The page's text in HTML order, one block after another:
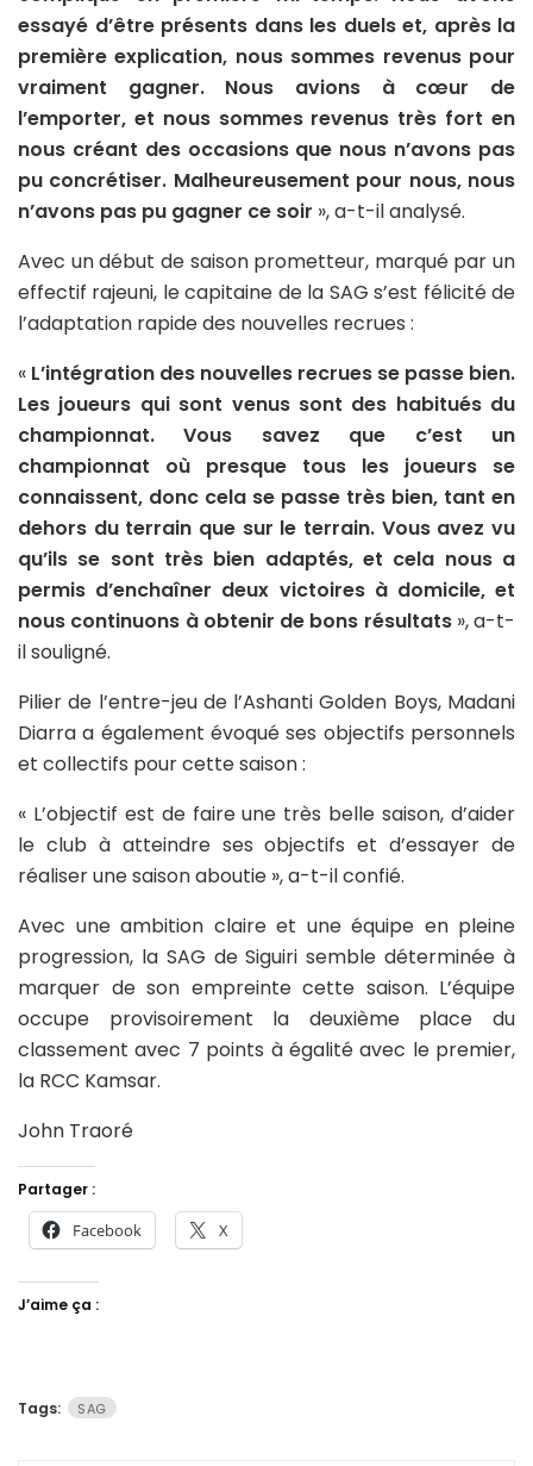
essayé d’être présents dans les duels et, après la
première explication, nous sommes revenus pour
vraiment gagner. Nous avions à cœur de
l’emporter, et nous sommes revenus très fort en
nous créant des occasions que nous n’avons pas
pu concrétiser. Malheureusement pour nous, nous
n’avons pas pu gagner ce soir », a-t-il analysé.
Avec un début de saison prometteur, marqué par un
effectif rajeuni, le capitaine de la SAG s’est félicité de
l’adaptation rapide des nouvelles recrues :
« L’intégration des nouvelles recrues se passe bien.
Les joueurs qui sont venus sont des habitués du
championnat. Vous savez que c’est un
championnat où presque tous les joueurs se
connaissent, donc cela se passe très bien, tant en
dehors du terrain que sur le terrain. Vous avez vu
qu’ils se sont très bien adaptés, et cela nous a
permis d’enchaîner deux victoires à domicile, et
nous continuons à obtenir de bons résultats», a-t-
il souligné.
Pilier de l’entre-jeu de l’Ashanti Golden Boys, Madani
Diarra a également évoqué ses objectifs personnels
et collectifs pour cette saison :
« L’objectif est de faire une très belle saison, d’aider
le club à atteindre ses objectifs et d’essayer de
réaliser une saison aboutie », a-t-il confié.
Avec une ambition claire et une équipe en pleine
progression, la SAG de Siguiri semble déterminée à
marquer de son empreinte cette saison. L’équipe
occupe provisoirement la deuxième place du
classement avec 7 points à égalité avec le premier,
la RCC Kamsar.
John Traoré
Partager :
Facebook X
J’aime ça :
Tags: SAG